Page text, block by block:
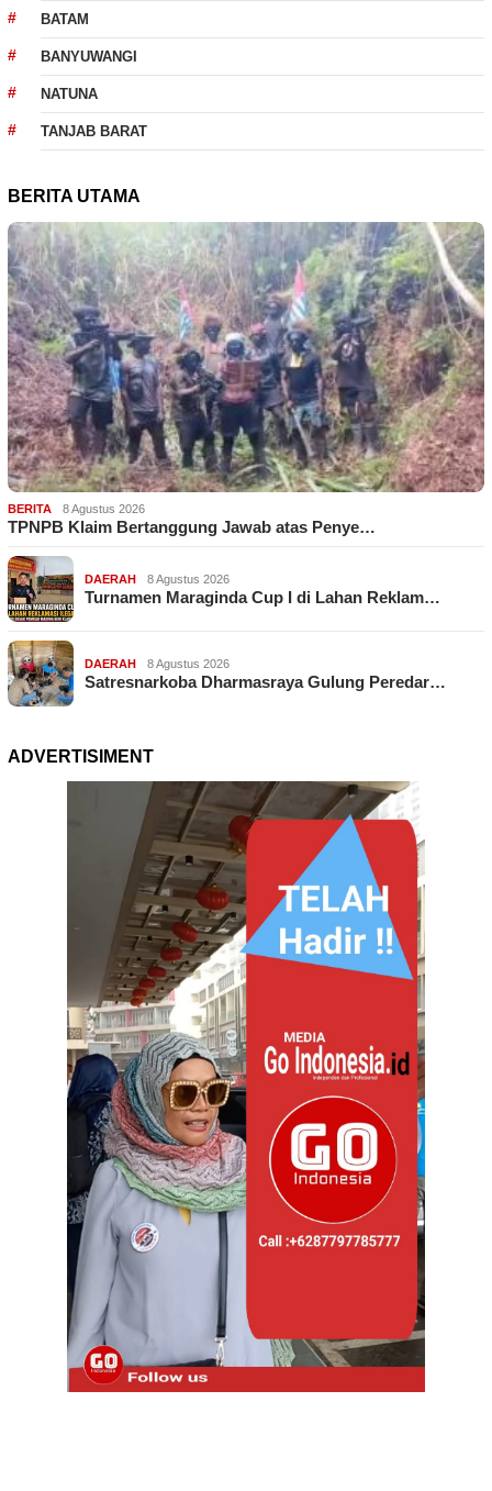
BATAM
BANYUWANGI
NATUNA
TANJAB BARAT
BERITA UTAMA
BERITA 8 Agustus 2026
TPNPB Klaim Bertanggung Jawab atas Penye…
DAERAH 8 Agustus 2026
Turnamen Maraginda Cup I di Lahan Reklam…
DAERAH 8 Agustus 2026
Satresnarkoba Dharmasraya Gulung Peredar…
ADVERTISIMENT